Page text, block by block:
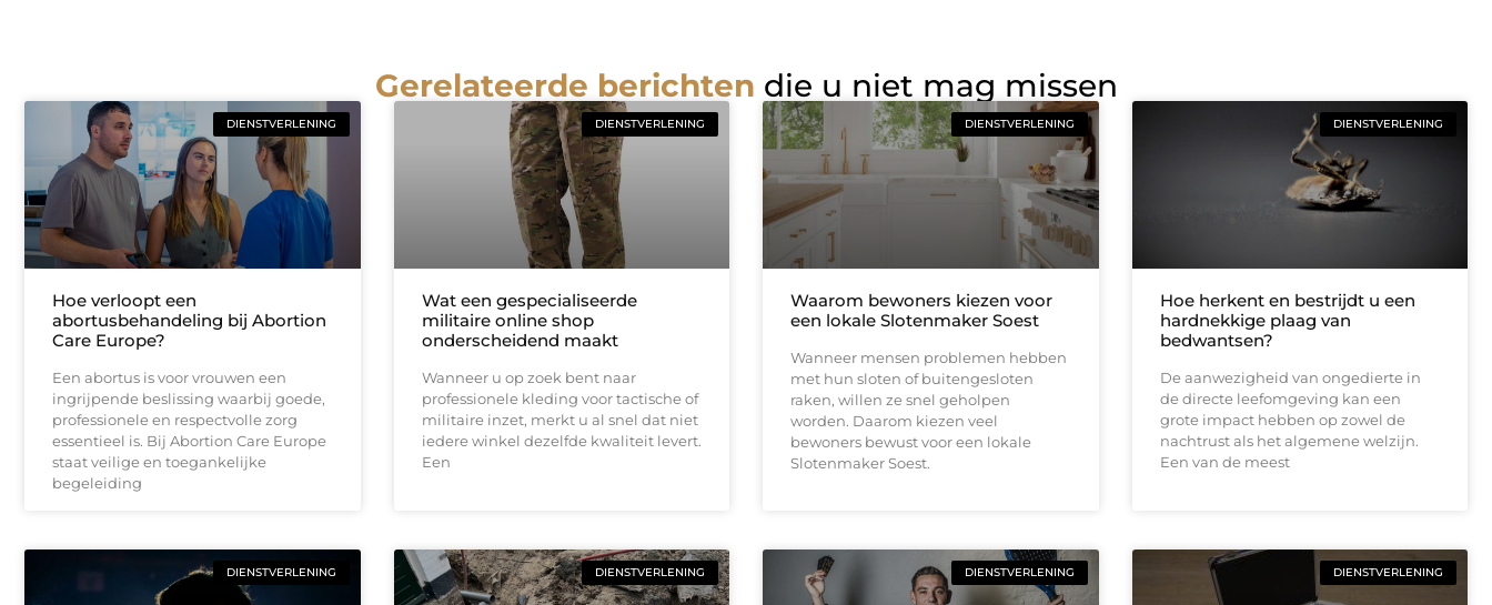
Gerelateerde berichten die u niet mag missen
DIENSTVERLENING
Hoe verloopt een
abortusbehandeling bij Abortion
Care Europe?
Een abortus is voor vrouwen een
ingrijpende beslissing waarbij goede,
professionele en respectvolle zorg
essentieel is. Bij Abortion Care Europe
staat veilige en toegankelijke
begeleiding
DIENSTVERLENING
Wat een gespecialiseerde
militaire online shop
onderscheidend maakt
Wanneer u op zoek bent naar
professionele kleding voor tactische of
militaire inzet, merkt u al snel dat niet
iedere winkel dezelfde kwaliteit levert.
Een
DIENSTVERLENING
Waarom bewoners kiezen voor
een lokale Slotenmaker Soest
Wanneer mensen problemen hebben
met hun sloten of buitengesloten
raken, willen ze snel geholpen
worden. Daarom kiezen veel
bewoners bewust voor een lokale
Slotenmaker Soest.
DIENSTVERLENING
Hoe herkent en bestrijdt u een
hardnekkige plaag van
bedwantsen?
De aanwezigheid van ongedierte in
de directe leefomgeving kan een
grote impact hebben op zowel de
nachtrust als het algemene welzijn.
Een van de meest
DIENSTVERLENING DIENSTVERLENING DIENSTVERLENING DIENSTVERLENING